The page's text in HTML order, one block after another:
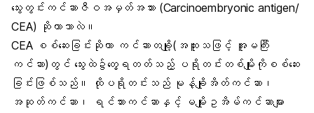
သွေးတွင်းကင်ဆာဇီဝအမှတ်အသား (Carcinoembryonic antigen/
CEA) ဆိုတာဘာလဲ။
CEA စစ်ဆေးခြင်းဆိုတာ ကင်ဆာတချို့(အထူးသဖြင့် အူမကြီး
ကင်ဆာ)တွင် သွေးထဲ၌တွေ့ရတတ်သည့် ပရိုတင်းတစ်မျိုးကိုစစ်ဆေး
ခြင်းဖြစ်သည်။ ထိုပရိုတင်းသည် မုန့်ချိုအိတ်ကင်ဆာ၊
အဆုတ်ကင်ဆာ၊ ရင်သားကင်ဆာနှင့် မမျိုးဥအိမ်ကင်ဆာများ